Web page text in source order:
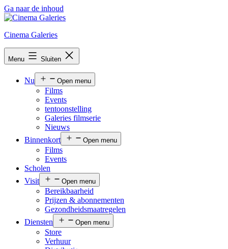
Ga naar de inhoud
Cinema Galeries
Menu Sluiten
Nu Open menu
Films
Events
tentoonstelling
Galeries filmserie
Nieuws
Binnenkort
Open menu
Films
Events
Scholen
Visit
Open menu
Bereikbaarheid
Prijzen & abonnementen
Gezondheidsmaatregelen
Diensten
Open menu
Store
Verhuur